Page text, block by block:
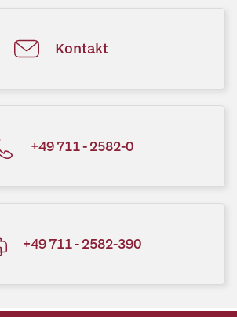
Kontakt
+49 711 - 2582-0
+49 711 - 2582-390